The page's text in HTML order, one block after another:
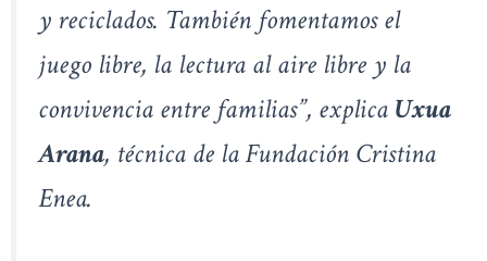
y reciclados. También fomentamos el
juego libre, la lectura al aire libre y la
convivencia entre familias”, explica Uxua
Arana, técnica de la Fundación Cristina
Enea.